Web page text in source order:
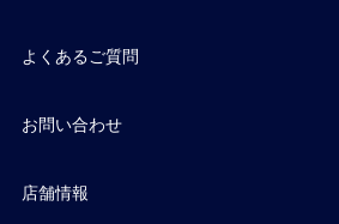
よくあるご質問
お問い合わせ
店舗情報